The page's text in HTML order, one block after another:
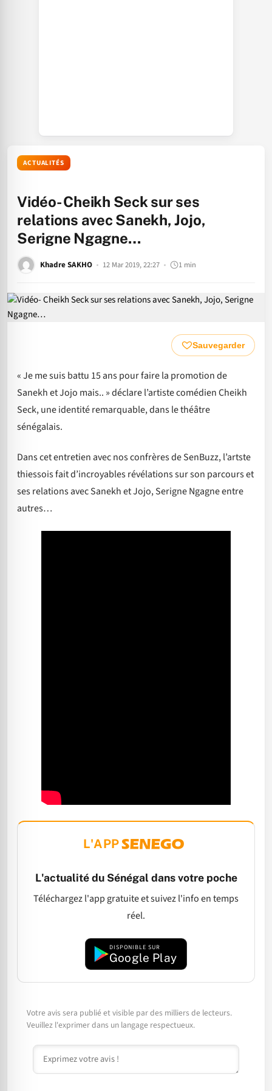
ACTUALITÉS
Vidéo- Cheikh Seck sur ses
relations avec Sanekh, Jojo,
Serigne Ngagne…
Khadre SAKHO 12 Mar 2019, 22:27 1 min
Sauvegarder
« Je me suis battu 15 ans pour faire la promotion de
Sanekh et Jojo mais.. » déclare l’artiste comédien Cheikh
Seck, une identité remarquable, dans le théâtre
sénégalais.
Dans cet entretien avec nos confrères de SenBuzz, l’artste
thiessois fait d’incroyables révélations sur son parcours et
ses relations avec Sanekh et Jojo, Serigne Ngagne entre
autres…
L'APP
L'actualité du Sénégal dans votre poche
Téléchargez l'app gratuite et suivez l'info en temps
réel.
DISPONIBLE SUR
Google Play
Votre avis sera publié et visible par des milliers de lecteurs.
Veuillez l'exprimer dans un langage respectueux.
Commentaire